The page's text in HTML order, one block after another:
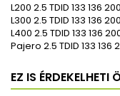
L200 2.5 TDID 133 136
L300 2.5 TDID 133 136
L400 2.5 TDID 133 136
Pajero 2.5 TDID 133
EZ IS ÉRDEKELHETI